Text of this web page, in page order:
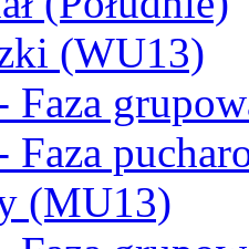
(WU13)
Faza
Faza
(MU13)